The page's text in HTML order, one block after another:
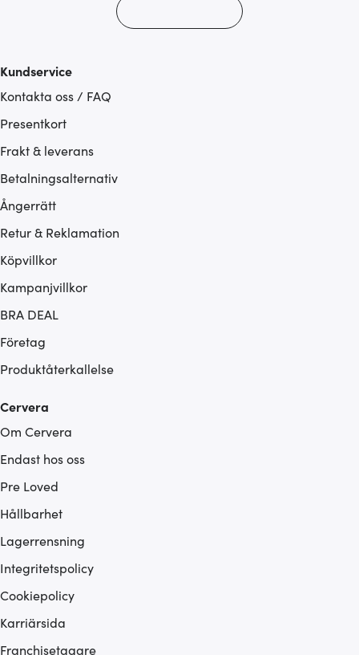
Kundservice
Kontakta oss / FAQ
Presentkort
Frakt & leverans
Betalningsalternativ
Ångerrätt
Retur & Reklamation
Köpvillkor
Kampanjvillkor
BRA DEAL
Företag
Produktåterkallelse
Cervera
Om Cervera
Endast hos oss
Pre Loved
Hållbarhet
Lagerrensning
Integritetspolicy
Cookiepolicy
Karriärsida
Franchisetagare